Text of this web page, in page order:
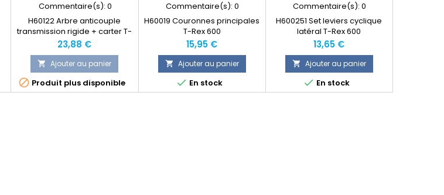
Commentaire(s): 0
H60122 Arbre anticouple
transmission rigide + carter T-
Rex 600 ( remplacé par
H6012203 )
Prix
23,88 €
 Ajouter au panier
 Produit plus disponible
Commentaire(s):0
H60019 Couronnes principales
T-Rex 600
Prix
15,95 €
 Ajouter au panier
 En stock
Commentaire(s):0
H600251 Set leviers cyclique
latéral T-Rex 600
Prix
13,65 €
 Ajouter au panier
 En stock